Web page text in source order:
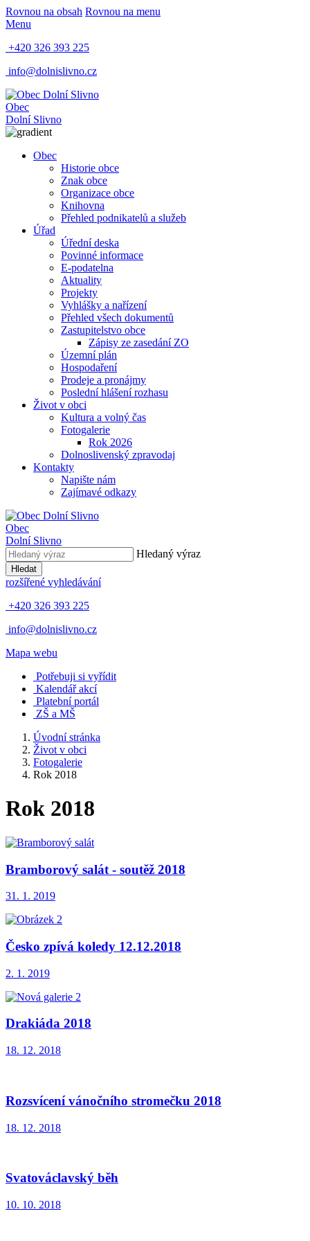
Rovnou na obsah Rovnou na menu
Menu
+420 326 393 225
info@dolnislivno.cz
Obec
Dolní Slivno
Obec
Historie obce
Znak obce
Organizace obce
Knihovna
Přehled podnikatelů a služeb
Úřad
Úřední deska
Povinné informace
E-podatelna
Aktuality
Projekty
Vyhlášky a nařízení
Přehled všech dokumentů
Zastupitelstvo obce
Zápisy ze zasedání ZO
Územní plán
Hospodaření
Prodeje a pronájmy
Poslední hlášení rozhasu
Život v obci
Kultura a volný čas
Fotogalerie
Rok 2026
Dolnoslivenský zpravodaj
Kontakty
Napište nám
Zajímavé odkazy
Obec
Dolní Slivno
Hledaný výraz
Hledat
rozšířené vyhledávání
+420 326 393 225
info@dolnislivno.cz
Mapa webu
Potřebuji si vyřídit
Kalendář akcí
Platební portál
ZŠ a MŠ
Úvodní stránka
Život v obci
Fotogalerie
Rok 2018
Rok 2018
Bramborový salát - soutěž 2018
31. 1. 2019
Česko zpívá koledy 12.12.2018
2. 1. 2019
Drakiáda 2018
18. 12. 2018
Rozsvícení vánočního stromečku 2018
18. 12. 2018
Svatováclavský běh
10. 10. 2018